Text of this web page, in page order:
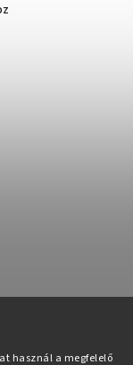
használ a megfelelő